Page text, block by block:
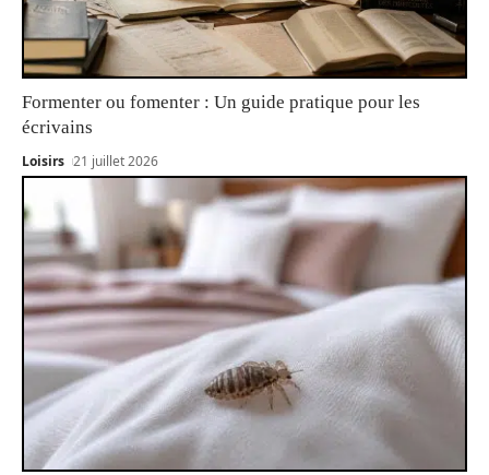
Formenter ou fomenter : Un guide pratique pour les
écrivains
Loisirs 21 juillet 2026